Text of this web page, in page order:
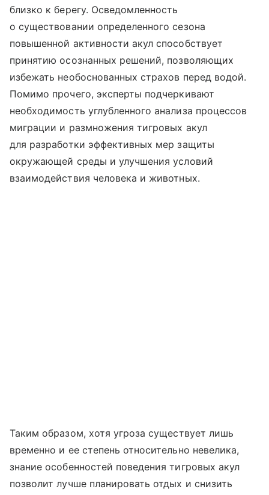
близко к берегу. Осведомленность
о существовании определенного сезона
повышенной активности акул способствует
принятию осознанных решений, позволяющих
избежать необоснованных страхов перед водой.
Помимо прочего, эксперты подчеркивают
необходимость углубленного анализа процессов
миграции и размножения тигровых акул
для разработки эффективных мер защиты
окружающей среды и улучшения условий
взаимодействия человека и животных.
Таким образом, хотя угроза существует лишь
временно и ее степень относительно невелика,
знание особенностей поведения тигровых акул
позволит лучше планировать отдых и снизить